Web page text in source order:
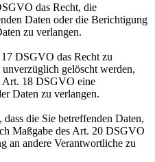
das Recht, die
Daten oder die Berichtigung
zu verlangen.
DSGVO das Recht zu
gelöscht werden,
Art. 18 DSGVO eine
Daten zu verlangen.
die Sie betreffenden Daten,
Maßgabe des Art. 20 DSGVO
an andere Verantwortliche zu